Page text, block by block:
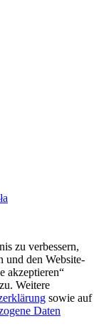
zu verbessern,
und den Website-
akzeptieren“
Weitere
sowie auf
Daten